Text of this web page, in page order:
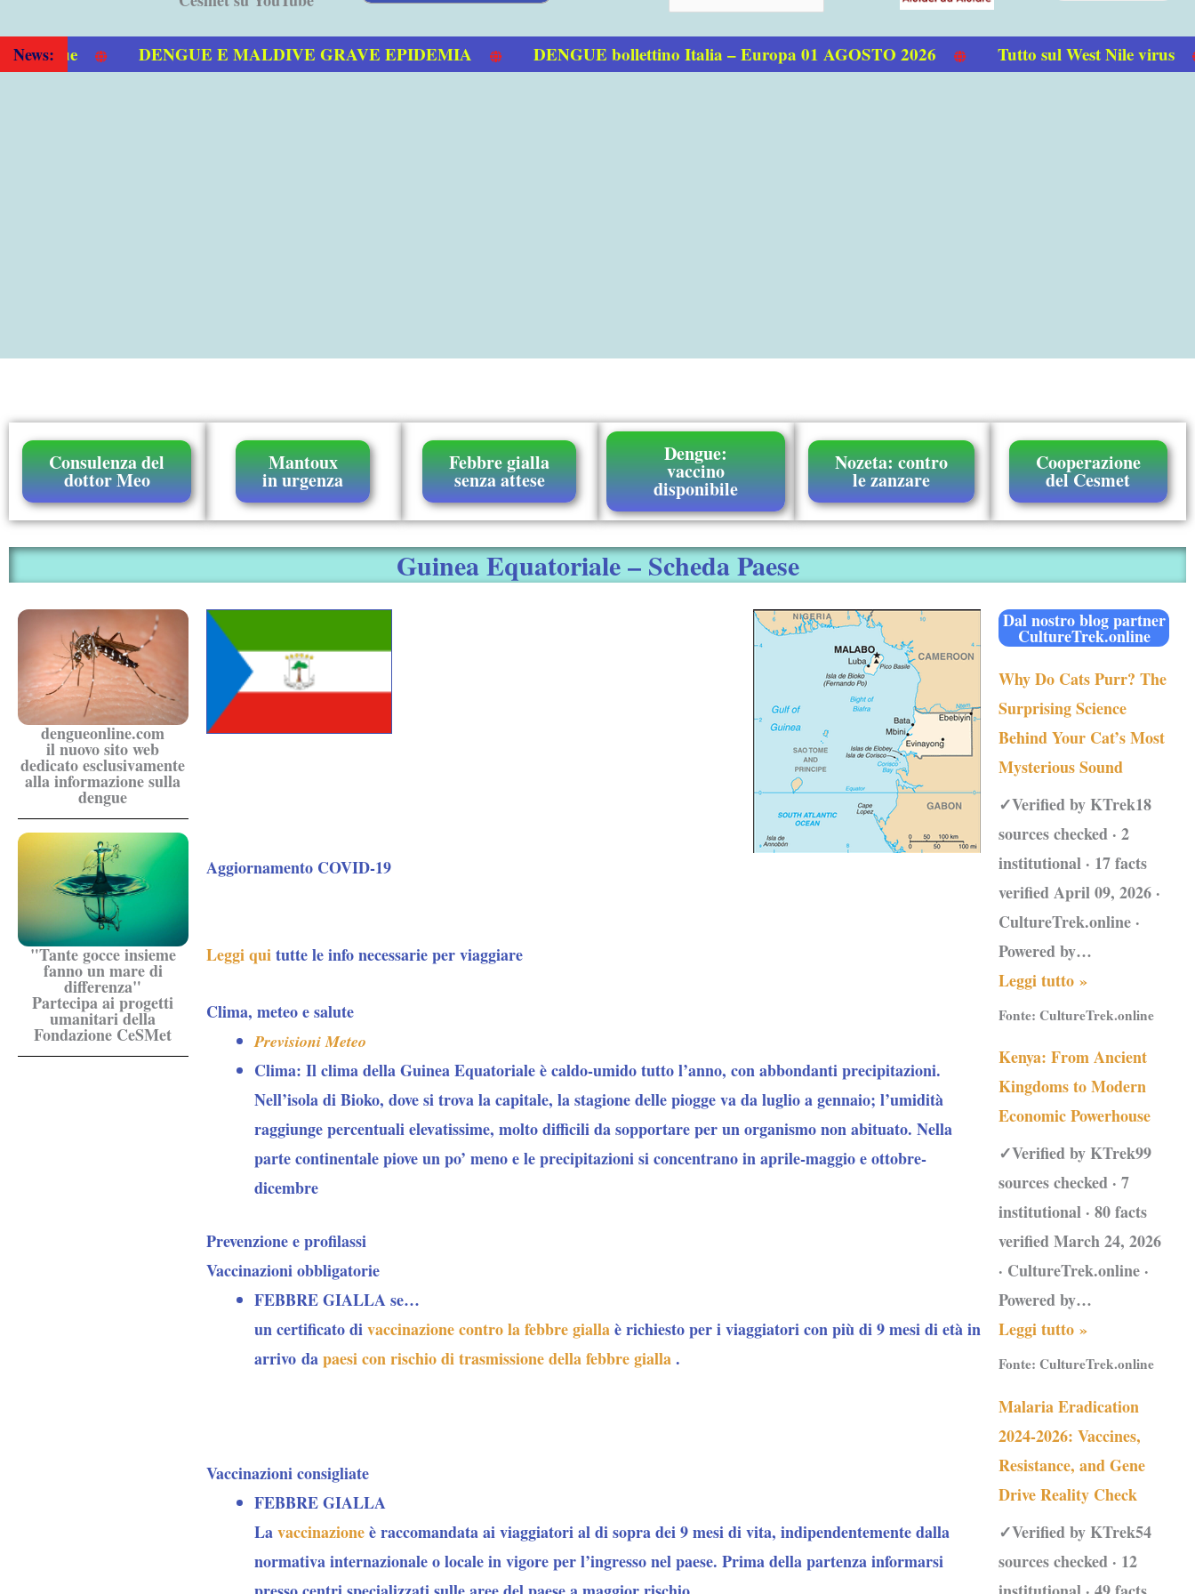
News: DENGUE E MALDIVE GRAVE EPIDEMIA DENGUE bollettino Italia – Europa 01 AGOSTO 2026 Tutto sul West Nile virus
Consulenza del
dottor Meo
Mantoux
in urgenza
Febbre gialla
senza attese
Dengue:
vaccino
disponibile
Nozeta: contro
le zanzare
Cooperazione
del Cesmet
Guinea Equatoriale – Scheda Paese
dengueonline.com
il nuovo sito web
dedicato esclusivamente
alla informazione sulla
dengue
"Tante gocce insieme
fanno un mare di
differenza"
Partecipa ai progetti
umanitari della
Fondazione CeSMet
Aggiornamento COVID-19
Leggi quitutte le info necessarie per viaggiare
Clima, meteo e salute
Previsioni Meteo
Clima: Il clima della Guinea Equatoriale è caldo-umido tutto l’anno, con abbondanti precipitazioni.
Nell’isola di Bioko, dove si trova la capitale, la stagione delle piogge va da luglio a gennaio; l’umidità
raggiunge percentuali elevatissime, molto difficili da sopportare per un organismo non abituato. Nella
parte continentale piove un po’ meno e le precipitazioni si concentrano in aprile-maggio e ottobre-
dicembre
Prevenzione e profilassi
Vaccinazioni obbligatorie
FEBBRE GIALLA se…
un certificato divaccinazione contro la febbre giallaè richiesto per i viaggiatori con più di 9 mesi di età in
arrivo dapaesi con rischio di trasmissione della febbre gialla.
Vaccinazioni consigliate
FEBBRE GIALLA
Lavaccinazioneèraccomandataai viaggiatori al di sopra dei 9 mesi di vita, indipendentemente dalla
normativa internazionale o localein vigore per l’ingresso nel paese. Prima della partenza informarsi
Dal nostro blog partner
CultureTrek.online
Why Do Cats Purr? The
Surprising Science
Behind Your Cat’s Most
Mysterious Sound
✓Verified by KTrek18
sources checked · 2
institutional · 17 facts
verified April 09, 2026 ·
CultureTrek.online ·
Powered by…
Leggi tutto »
Fonte:CultureTrek.online
Kenya: From Ancient
Kingdoms to Modern
Economic Powerhouse
✓Verified by KTrek99
sources checked · 7
institutional · 80 facts
verified March 24, 2026
· CultureTrek.online ·
Powered by…
Leggi tutto »
Fonte:CultureTrek.online
Malaria Eradication
2024-2026: Vaccines,
Resistance, and Gene
Drive Reality Check
✓Verified by KTrek54
sources checked · 12